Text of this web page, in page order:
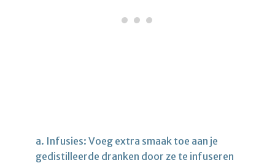
a. Infusies: Voeg extra smaak toe aan je
gedistilleerde dranken door ze te infuseren